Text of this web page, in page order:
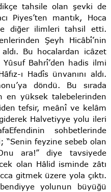
tahsile olan şevki de
Piyes’ten mantık, Hoca
diğer ilimleri tahsil etti.
Şeyh Hicâbî’nin
Bu hocalardan icâzet
Bahrî’den hadis ilmi
ı Hadîs ünvanını aldı.
döndü. Bu sırada
en yüksek talebelerinden
tefsir, meânî ve kelâm
Halvetiyye yolu ileri
sohbetlerinde
“Senin feyzine sebeb olan
ara!” diye tavsiyede
olan Hâlid isminde zâtı
gitmek üzere yola çıktı.
yolunun büyüğü